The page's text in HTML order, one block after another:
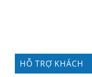
HỖ TRỢ KHÁCH